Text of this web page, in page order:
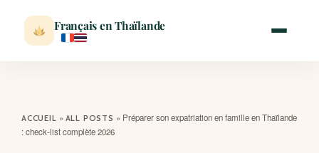
Français en Thaïlande
ACCUEIL » ALL POSTS » Préparer son expatriation en famille en Thaïlande
: check-list complète 2026